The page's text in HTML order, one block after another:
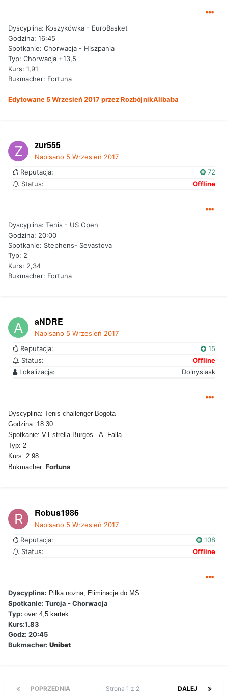
Dyscyplina: Koszykówka - EuroBasket
Godzina: 16:45
Spotkanie: Chorwacja - Hiszpania
Typ: Chorwacja +13,5
Kurs: 1,91
Bukmacher: Fortuna
Edytowane 5 Wrzesień 2017przez RozbójnikAlibaba
zur555
Napisano 5 Wrzesień 2017
Reputacja:
72
Status:
Offline
Dyscyplina: Tenis - US Open
Godzina: 20:00
Spotkanie: Stephens- Sevastova
Typ: 2
Kurs: 2,34
Bukmacher: Fortuna
aNDRE
Napisano 5 Wrzesień 2017
Reputacja:
15
Status:
Offline
Lokalizacja:
Dolnyslask
Dyscyplina: Tenis challenger Bogota
Godzina: 18:30
Spotkanie: V.Estrella Burgos - A. Falla
Typ: 2
Kurs: 2.98
Bukmacher: Fortuna
Robus1986
Napisano 5 Wrzesień 2017
Reputacja:
108
Status:
Offline
Dyscyplina: Piłka nożna, Eliminacje do MŚ
Spotkanie: Turcja - Chorwacja
Typ: over 4,5 kartek
Kurs:1.83
Godz: 20:45
Bukmacher: Unibet
POPRZEDNIA DALEJ
Strona 1 z 2